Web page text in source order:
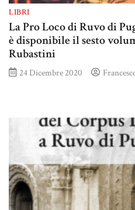
LIBRI
La Pro Loco di Ruvo di
è disponibile il sesto
Rubastini
24 Dicembre 2020